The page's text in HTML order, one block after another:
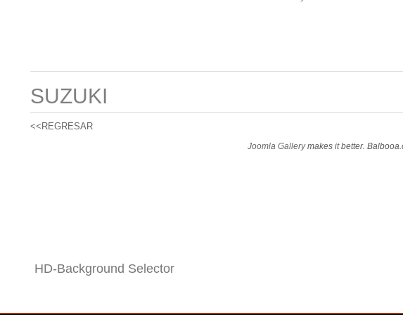
SUZUKI
<<REGRESAR
Joomla Gallerymakes it better.
HD-Background Selector